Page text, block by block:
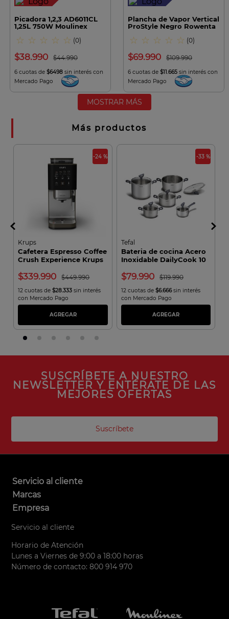
Picadora 1,2,3 AD6011CL
1,25L 750W Moulinex
☆ ☆ ☆ ☆ ☆ (0)
$44.990
$38.990
6 cuotas de $6498 sin interés con
Mercado Pago
Plancha de Vapor Vertical
ProStyle Negro Rowenta
☆ ☆ ☆ ☆ ☆ (0)
$109.990
$69.990
6 cuotas de $11.665 sin interés con
Mercado Pago
MOSTRAR MÁS
Más productos
-24 %
Krups
Cafetera Espresso Coffee
Crush Experience Krups
339.990 449.990
12 cuotas de$28.333 sin interés
con Mercado Pago
AGREGAR
-33 %
Tefal
Bateria de cocina Acero
Inoxidable DailyCook 10
79.990 119.990
12 cuotas de $6.666sin interés
con Mercado Pago
AGREGAR
SUSCRÍBETE A NUESTRO
NEWSLETTER Y ENTÉRATE DE LAS
MEJORES OFERTAS
Suscríbete
Servicio al cliente
Marcas
Empresa
Servicio al cliente
Horario de Atención
Lunes a Viernes de 9:00 a 18:00 horas
Número de contacto: 800 914 970